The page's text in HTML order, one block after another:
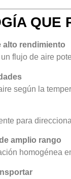
QUE
alto rendimiento
flujo de aire
según la
para
amplio rango
homogénea